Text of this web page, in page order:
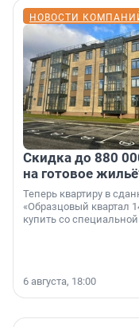
НОВОСТИ
Скидка до 880
на готовое
Теперь квартиру в
«Образцовый квартал
купить со
6 августа, 18:00